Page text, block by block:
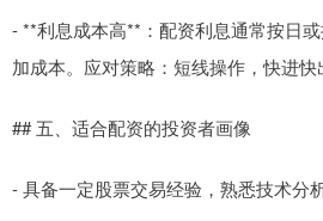
- **利息成本高**：配资利息通常按日
加成本。应对策略：短线操作，快进快
## 五、适合配资的投资者画像
- 具备一定股票交易经验，熟悉技术分